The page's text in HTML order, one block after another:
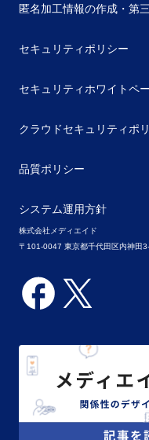
株式会社メディエイド
〒101-0047 東京都千代田区内神田
匿名加工情報の作成・第
セキュリティポリシー
セキュリティホワイトペ
クラウドセキュリティポ
品質ポリシー
システム運用方針